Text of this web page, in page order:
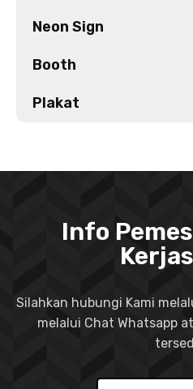
Neon Sign
Booth
Plakat
Info
Silahkan hubungi Kami
melalui Chat Whatsapp